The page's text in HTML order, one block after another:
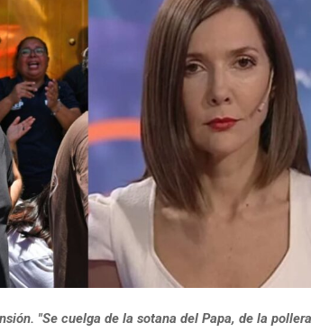
"Se cuelga de la sotana del Papa, de la